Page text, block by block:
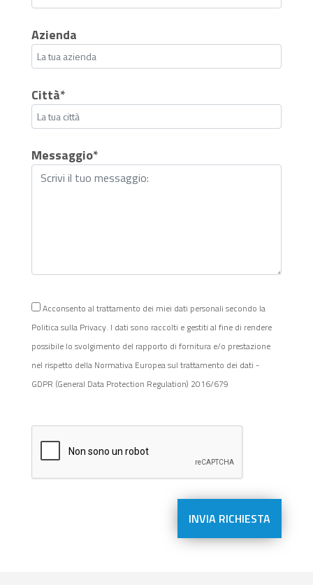
Azienda
Città*
Messaggio*
Acconsento al trattamento dei miei dati personali secondo la
Politica sulla Privacy. I dati sono raccolti e gestiti al fine di rendere
possibile lo svolgimento del rapporto di fornitura e/o prestazione
nel rispetto della Normativa Europea sul trattamento dei dati -
GDPR (General Data Protection Regulation) 2016/679